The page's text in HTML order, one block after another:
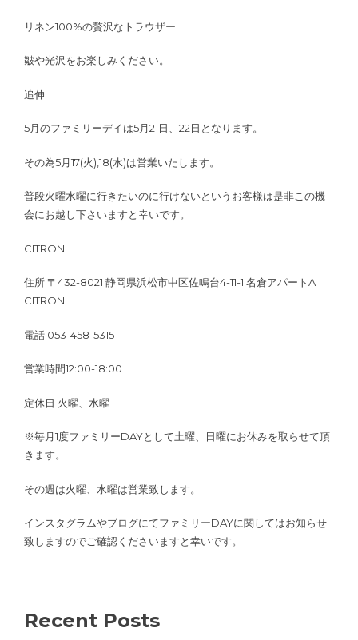
リネン100%の贅沢なトラウザー
皺や光沢をお楽しみください。
追伸
5月のファミリーデイは5月21日、22日となります。
その為5月17(火),18(水)は営業いたします。
普段火曜水曜に行きたいのに行けないというお客様は是非この機
会にお越し下さいますと幸いです。
CITRON
住所:〒432-8021 静岡県浜松市中区佐鳴台4-11-1 名倉アパートA
CITRON
電話:053-458-5315
営業時間12:00-18:00
定休日 火曜、水曜
※毎月1度ファミリーDAYとして土曜、日曜にお休みを取らせて頂
きます。
その週は火曜、水曜は営業致します。
インスタグラムやブログにてファミリーDAYに関してはお知らせ
致しますのでご確認くださいますと幸いです。
Recent Posts